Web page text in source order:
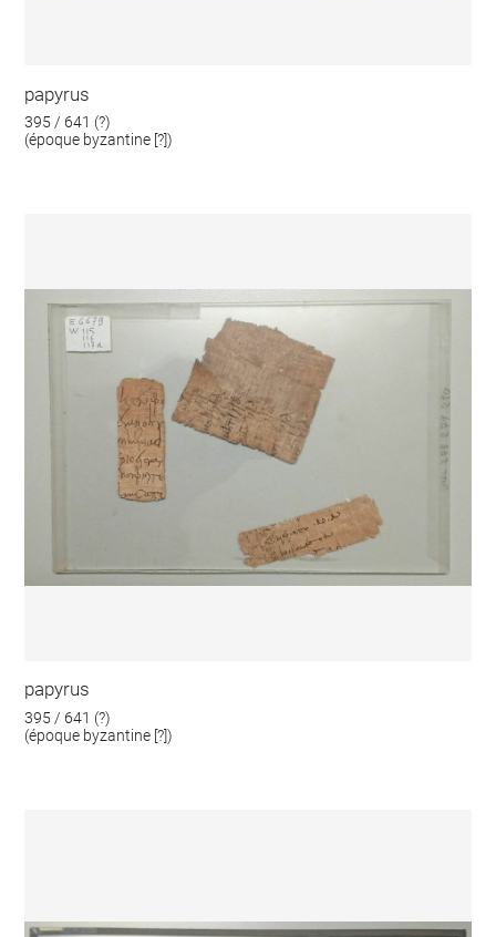
papyrus
395 / 641 (?)
(époque byzantine [?])
papyrus
395 / 641 (?)
(époque byzantine [?])